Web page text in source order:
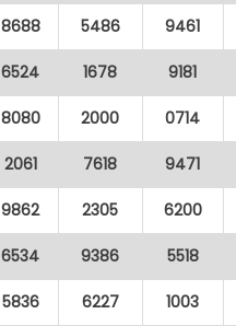
8688 5486 9461
6524 1678 9181
8080 2000 0714
2061 7618 9471
9862 2305 6200
6534 9386 5518
5836 6227 1003